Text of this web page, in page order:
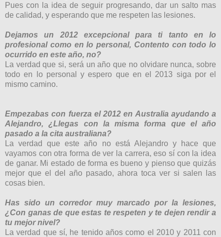
Pues con la idea de seguir progresando, dar un salto mas
de calidad, y esperando que me respeten las lesiones.
Dejamos un 2012 excepcional para ti tanto en lo
profesional como en lo personal, Contento con todo lo
ocurrido en este año, no?
La verdad que si, será un año que no olvidare nunca, sobre
todo en lo personal y espero que en el 2013 siga por el
mismo camino.
Empezabas con fuerza el 2012 en Australia ayudando a
Alejandro, ¿Llegas con la misma forma que el año
pasado a la cita australiana?
La verdad que este año no está Alejandro y hace que
vayamos con otra forma de ver la carrera, eso sí con la idea
de ganar. Mi estado de forma es bueno y pienso que quizás
mejor que el del año pasado, ahora toca ver si salen las
cosas bien.
Has sido un corredor muy marcado por la lesiones,
¿Con ganas de que estas te respeten y te dejen rendir a
tu mejor nivel?
La verdad que sí, he tenido años como el 2010 y 2011 con